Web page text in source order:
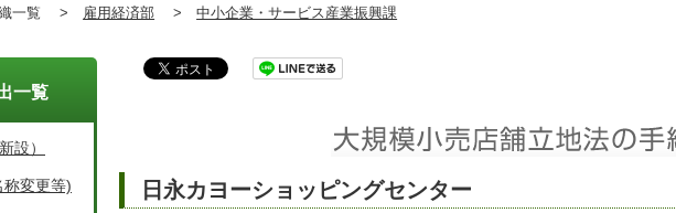
一覧 > 雇用経済部 > 中小企業・サービス産業振興課
日永カヨーショッピングセンター
一覧
設）
変更等)